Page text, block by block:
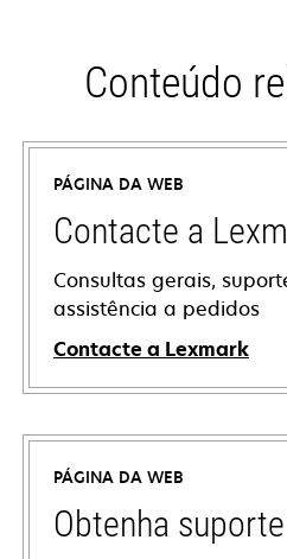
Conteúdo
PÁGINA DA WEB
Contacte a
Consultas gerais,
assistência a pedidos
Contacte a Lexmark
PÁGINA DA WEB
Obtenha